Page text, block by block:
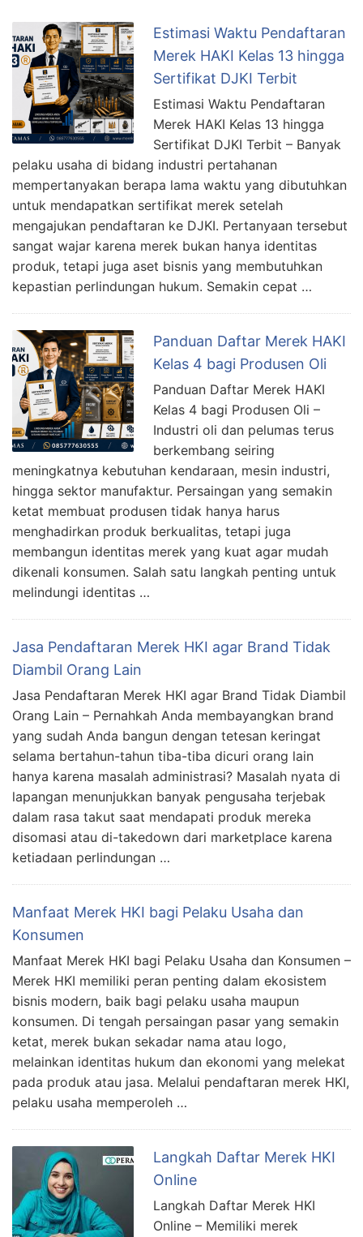
Estimasi Waktu Pendaftaran
Merek HAKI Kelas 13 hingga
Sertifikat DJKI Terbit
Estimasi Waktu Pendaftaran
Merek HAKI Kelas 13 hingga
Sertifikat DJKI Terbit – Banyak
pelaku usaha di bidang industri pertahanan
mempertanyakan berapa lama waktu yang dibutuhkan
untuk mendapatkan sertifikat merek setelah
mengajukan pendaftaran ke DJKI. Pertanyaan tersebut
sangat wajar karena merek bukan hanya identitas
produk, tetapi juga aset bisnis yang membutuhkan
kepastian perlindungan hukum. Semakin cepat …
Panduan Daftar Merek HAKI
Kelas 4 bagi Produsen Oli
Panduan Daftar Merek HAKI
Kelas 4 bagi Produsen Oli –
Industri oli dan pelumas terus
berkembang seiring
meningkatnya kebutuhan kendaraan, mesin industri,
hingga sektor manufaktur. Persaingan yang semakin
ketat membuat produsen tidak hanya harus
menghadirkan produk berkualitas, tetapi juga
membangun identitas merek yang kuat agar mudah
dikenali konsumen. Salah satu langkah penting untuk
melindungi identitas …
Jasa Pendaftaran Merek HKI agar Brand Tidak
Diambil Orang Lain
Jasa Pendaftaran Merek HKI agar Brand Tidak Diambil
Orang Lain – Pernahkah Anda membayangkan brand
yang sudah Anda bangun dengan tetesan keringat
selama bertahun-tahun tiba-tiba dicuri orang lain
hanya karena masalah administrasi? Masalah nyata di
lapangan menunjukkan banyak pengusaha terjebak
dalam rasa takut saat mendapati produk mereka
disomasi atau di-takedown dari marketplace karena
ketiadaan perlindungan …
Manfaat Merek HKI bagi Pelaku Usaha dan
Konsumen
Manfaat Merek HKI bagi Pelaku Usaha dan Konsumen –
Merek HKI memiliki peran penting dalam ekosistem
bisnis modern, baik bagi pelaku usaha maupun
konsumen. Di tengah persaingan pasar yang semakin
ketat, merek bukan sekadar nama atau logo,
melainkan identitas hukum dan ekonomi yang melekat
pada produk atau jasa. Melalui pendaftaran merek HKI,
pelaku usaha memperoleh …
Langkah Daftar Merek HKI
Online
Langkah Daftar Merek HKI
Online – Memiliki merek